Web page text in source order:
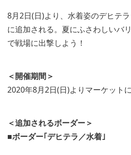
8月2日(日)より、水着姿のデヒテ
に追加される。夏にふさわしいバ
で戦場に出撃しよう！
＜開催期間＞
2020年8月2日(日)よりマーケット
＜追加されるボーダー＞
■ボーダー｢デヒテラ／水着｣